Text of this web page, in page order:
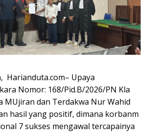
Harianduta.com– Upaya
Nomor: 168/Pid.B/2026/PN Kla
MUjiran dan Terdakwa Nur Wahid
hasil yang positif, dimana korbanm
7 sukses mengawal tercapainya